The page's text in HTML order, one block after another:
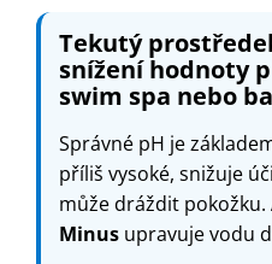
Tekutý
snížení hodnoty
swim spa nebo
Správné pH je
příliš vysoké, snižuje
může dráždit pokožku.
Minus upravuje vodu